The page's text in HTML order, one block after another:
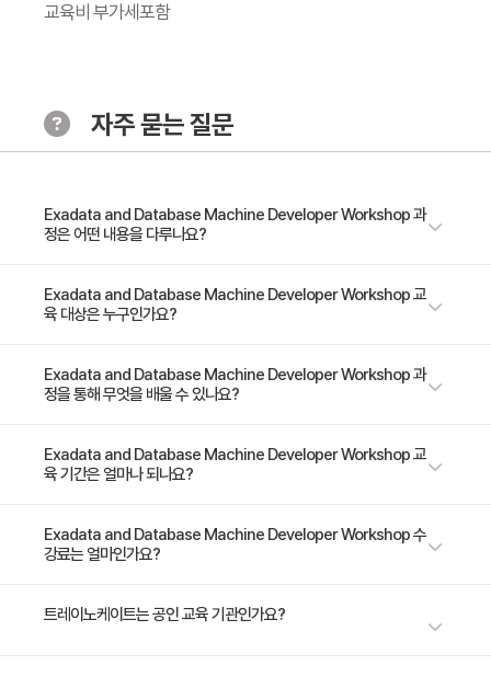
각종 Cell Offloading 기능 설명
2일차
Hybrid Columnar Compression (컬럼 기반 압축) 기
술
HCC의 종류과 압축율 및 사용예제
DML 시의 영향도 분석 및 Compression 효율성 측정
Smart Flash Cache 기술
Smart Flash Cache의 사용 방법
Smart Flash Cache를 사용한 Cache와 Disk를 활용예
Flashlog 영역으로 활용시의 Redolog Write 시의 성능
WrtieBack Cache 모드와 FlashCache
교육비 부가세포함
자주 묻는 질문
Exadata and Database Machine Developer Workshop 과
정은 어떤 내용을 다루나요?
* 09:30 ~ 16:30 (30시간 / 5일) * 이 과정은 오라클 공인교육으로 글로벌
널리지가 아닌 오라클 공인교육센터에서 운영됩니다. (공인교육센터 위치 :
완벽히 결합된 오라클의 엑사데이타머신은 최상의 성능을 낼 수 있는 많은
기능들을 내장하고 있습니다. 그러나 엑사데이타 머신의 특화된 기능의 이해
성능 컨설던트가 Exadata 환경에서 성능적인 이점을 누리기 위해서 알아야
하는 사항과 올바른 SQL작성 및 성능 측정， EXADATA 머신의 특화된 기
Exadata and Database Machine Developer Workshop 교
육 대상은 누구인가요?
- 데이타베이스 관리자 - 데이타베이스 개발자 - 지원 엔지니어 - 데이타베
이스 컨설던트
Exadata and Database Machine Developer Workshop 과
정을 통해 무엇을 배울 수 있나요?
엑사데이타의 구조와 장점， 특화된 기능을 이해하고 이러한 성능적인 기능
을 이용해서 최상의 처리를 수행할 수 있습니다.
Exadata and Database Machine Developer Workshop 교
육 기간은 얼마나 되나요?
5일 과정입니다. 상세 일정은 교육 페이지에서 확인하실 수 있습니다.
Exadata and Database Machine Developer Workshop 수
강료는 얼마인가요?
수강료는 3,305,500원(VAT 별도)입니다. 고용보험 환급 및 기업 할인 혜택
트레이노케이트는 공인 교육 기관인가요?